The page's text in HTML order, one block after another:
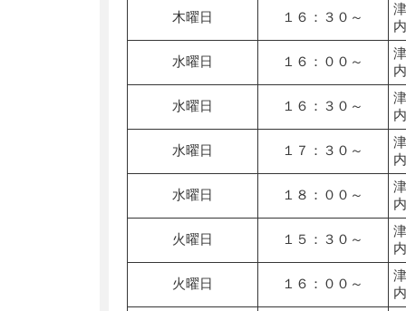
木曜日 １６：３０～
水曜日 １６：００～
水曜日 １６：３０～
水曜日 １７：３０～
水曜日 １８：００～
火曜日 １５：３０～
火曜日 １６：００～